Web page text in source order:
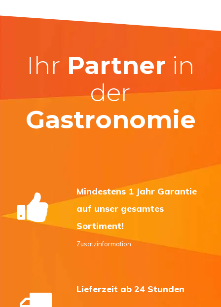
Ihr Partner in
der
Gastronomie
Mindestens 1 Jahr Garantie
auf unser gesamtes
Sortiment!
Zusatzinformation
Lieferzeit ab 24 Stunden